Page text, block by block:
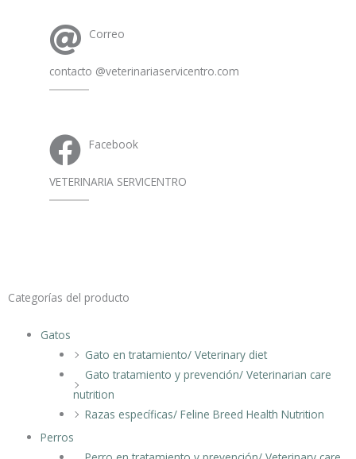
Correo
contacto @veterinariaservicentro.com
Facebook
VETERINARIA SERVICENTRO
Categorías del producto
Gatos
Gato en tratamiento/ Veterinary diet
Gato tratamiento y prevención/ Veterinarian care
nutrition
Razas específicas/ Feline Breed Health Nutrition
Perros